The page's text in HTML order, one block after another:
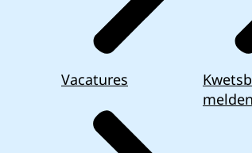
Vacatures